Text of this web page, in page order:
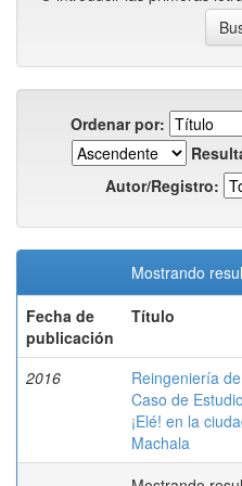
Ordenar por:
Autor/Registro:
Mostrando
Fecha de
publicación
Título
2016
Reingeniería
Caso de
¡Elé! en la
Machala